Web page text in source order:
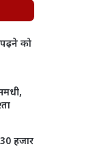
पढ़ने को
हजार